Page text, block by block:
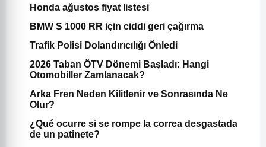
Honda ağustos fiyat listesi
BMW S 1000 RR için ciddi geri çağırma
Trafik Polisi Dolandırıcılığı Önledi
2026 Taban ÖTV Dönemi Başladı: Hangi
Otomobiller Zamlanacak?
Arka Fren Neden Kilitlenir ve Sonrasında Ne
Olur?
¿Qué ocurre si se rompe la correa desgastada
de un patinete?